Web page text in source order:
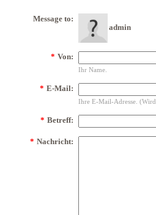
Message to:
admin
* Von:
Ihr Name.
* E-Mail:
Ihre E-Mail-Adresse. (Wird
* Betreff:
* Nachricht: